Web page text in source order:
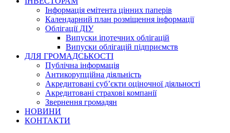
Інформація емітента цінних паперів
Календарний план розміщення інформації
Облігації ДІУ
Випуски іпотечних облігацій
Випуски облігацій підприємств
ДЛЯ ГРОМАДСЬКОСТІ
Публічна інформація
Антикорупційна діяльність
Акредитовані суб’єкти оціночної діяльності
Акредитовані страхові компанії
Звернення громадян
НОВИНИ
КОНТАКТИ